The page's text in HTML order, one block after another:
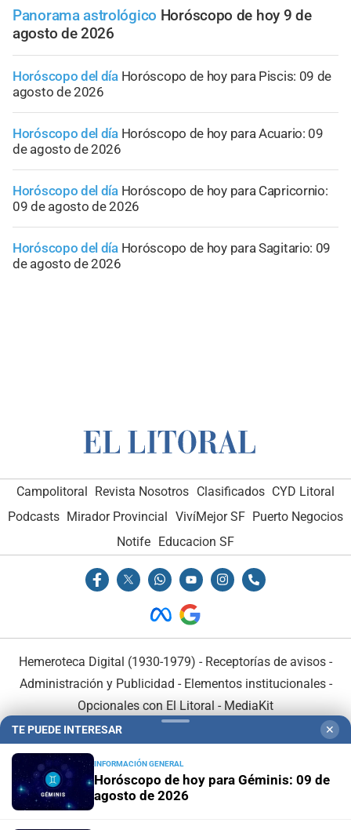
Panorama astrológico Horóscopo de hoy 9 de
agosto de 2026
Horóscopo del día Horóscopo de hoy para Piscis: 09 de
agosto de 2026
Horóscopo del día Horóscopo de hoy para Acuario: 09
de agosto de 2026
Horóscopo del día Horóscopo de hoy para Capricornio:
09 de agosto de 2026
Horóscopo del día Horóscopo de hoy para Sagitario: 09
de agosto de 2026
Campolitoral Revista Nosotros Clasificados CYD Litoral
Podcasts Mirador Provincial VivíMejor SF Puerto Negocios
Notife Educacion SF
Hemeroteca Digital (1930-1979) - Receptorías de avisos -
Administración y Publicidad - Elementos institucionales-
Opcionales con El Litoral - MediaKit
TE PUEDE INTERESAR ✕
INFORMACIÓN GENERAL
Horóscopo de hoy para Géminis: 09 de
agosto de 2026